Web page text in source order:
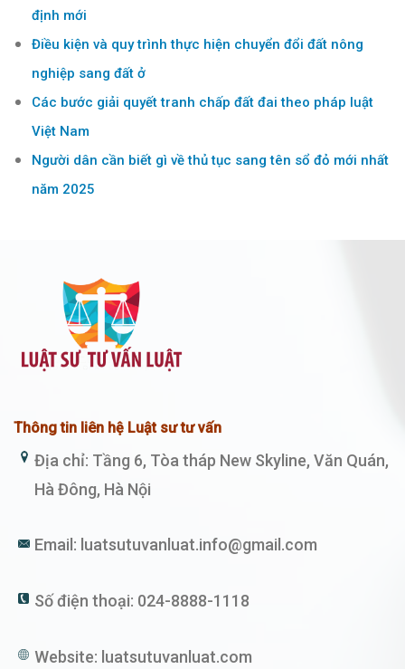
định mới
Điều kiện và quy trình thực hiện chuyển đổi đất nông
nghiệp sang đất ở
Các bước giải quyết tranh chấp đất đai theo pháp luật
Việt Nam
Người dân cần biết gì về thủ tục sang tên sổ đỏ mới nhất
năm 2025
Thông tin liên hệ Luật sư tư vấn
Địa chỉ: Tầng 6, Tòa tháp New Skyline, Văn Quán,
Hà Đông, Hà Nội
Email: luatsutuvanluat.info@gmail.com
Số điện thoại: 024-8888-1118
Website: luatsutuvanluat.com